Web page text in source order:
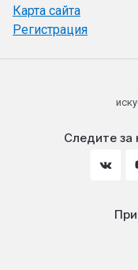
Карта сайта
Регистрация
Следите за